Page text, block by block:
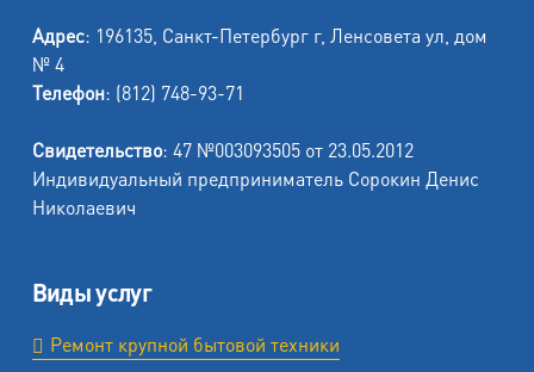
Адрес: 196135, Санкт-Петербург г, Ленсовета ул, дом
№ 4
Телефон: (812) 748-93-71
Свидетельство: 47 №003093505 от 23.05.2012
Индивидуальный предприниматель Сорокин Денис
Николаевич
Виды услуг
Ремонт крупной бытовой техники